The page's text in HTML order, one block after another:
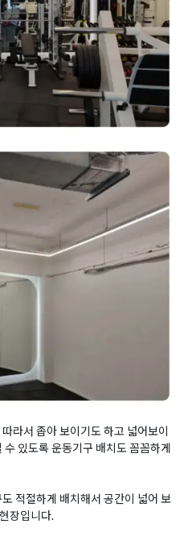
라서 좁아 보이기도 하고 넓어보이
있도록 운동기구 배치도 꼼꼼하게
적절하게 배치해서 공간이 넓어 보
장입니다.